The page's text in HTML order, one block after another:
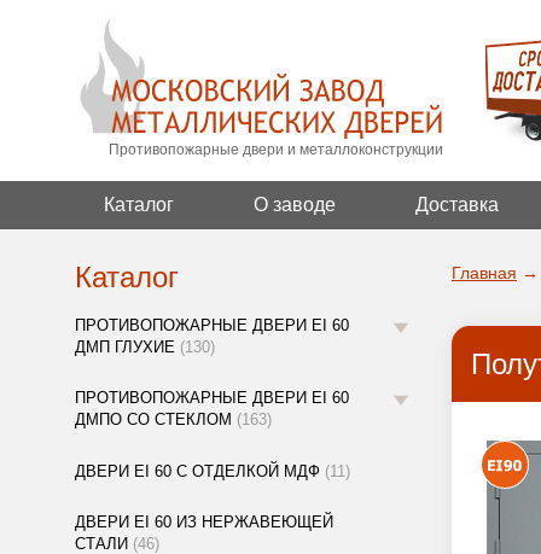
Противопожарные двери и металлоконструкции
Каталог О заводе Доставка
Каталог
ПРОТИВОПОЖАРНЫЕ ДВЕРИ EI 60
ДМП ГЛУХИЕ (130)
ПРОТИВОПОЖАРНЫЕ ДВЕРИ EI 60
ДМПО СО СТЕКЛОМ (163)
ДВЕРИ EI 60 С ОТДЕЛКОЙ МДФ (11)
ДВЕРИ EI 60 ИЗ НЕРЖАВЕЮЩЕЙ
СТАЛИ (46)
Главная →